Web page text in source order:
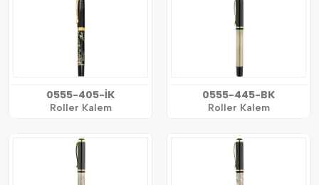
0555-405-İK
Roller Kalem
0555-445-BK
Roller Kalem